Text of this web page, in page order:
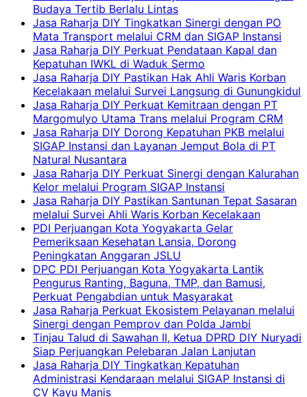
Budaya Tertib Berlalu Lintas
Jasa Raharja DIY Tingkatkan Sinergi dengan PO
Mata Transport melalui CRM dan SIGAP Instansi
Jasa Raharja DIY Perkuat Pendataan Kapal dan
Kepatuhan IWKL di Waduk Sermo
Jasa Raharja DIY Pastikan Hak Ahli Waris Korban
Kecelakaan melalui Survei Langsung di Gunungkidul
Jasa Raharja DIY Perkuat Kemitraan dengan PT
Margomulyo Utama Trans melalui Program CRM
Jasa Raharja DIY Dorong Kepatuhan PKB melalui
SIGAP Instansi dan Layanan Jemput Bola di PT
Natural Nusantara
Jasa Raharja DIY Perkuat Sinergi dengan Kalurahan
Kelor melalui Program SIGAP Instansi
Jasa Raharja DIY Pastikan Santunan Tepat Sasaran
melalui Survei Ahli Waris Korban Kecelakaan
PDI Perjuangan Kota Yogyakarta Gelar
Pemeriksaan Kesehatan Lansia, Dorong
Peningkatan Anggaran JSLU
DPC PDI Perjuangan Kota Yogyakarta Lantik
Pengurus Ranting, Baguna, TMP, dan Bamusi,
Perkuat Pengabdian untuk Masyarakat
Jasa Raharja Perkuat Ekosistem Pelayanan melalui
Sinergi dengan Pemprov dan Polda Jambi
Tinjau Talud di Sawahan II, Ketua DPRD DIY Nuryadi
Siap Perjuangkan Pelebaran Jalan Lanjutan
Jasa Raharja DIY Tingkatkan Kepatuhan
Administrasi Kendaraan melalui SIGAP Instansi di
CV Kayu Manis